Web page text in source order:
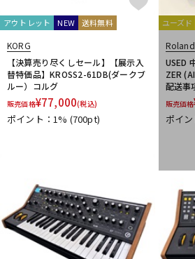
アウトレット NEW 送料無料
KORG
【決算売り尽くしセール】【展示入
替特価品】KROSS2-61DB(ダークブ
ルー）コルグ
販売価格¥77,000(税込)
ポイント：1% (700pt)
ユーズド
Roland
USED
ZER
配送事
販売価格
ポイ